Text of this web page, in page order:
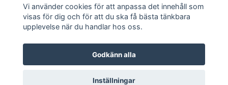
Sociala medier
© 2026 Jonröds EquishopPowered by Quickbutik
Vi använder cookies för att anpassa det innehåll som
visas för dig och för att du ska få bästa tänkbara
upplevelse när du handlar hos oss.
Godkänn alla
Inställningar